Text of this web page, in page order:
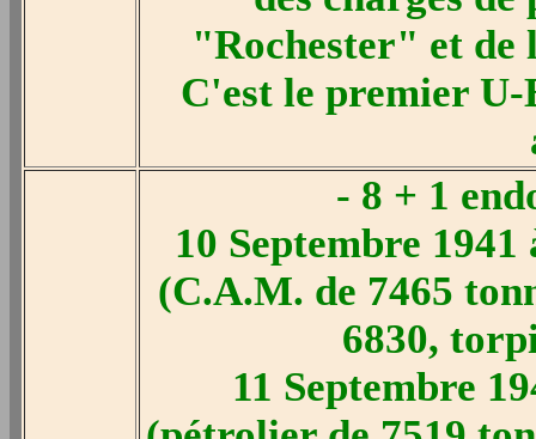
"Rochester" et
C'est le premier U-
- 8 + 1
10 Septembre
(C.A.M. de 7465
6830,
11 Septembre